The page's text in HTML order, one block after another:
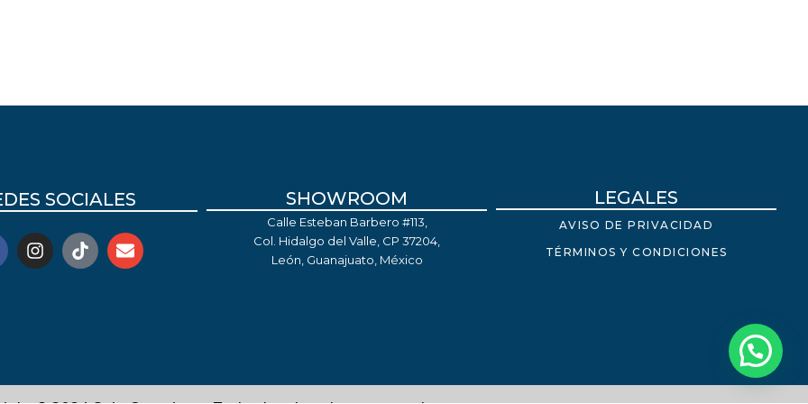
SOCIALES SHOWROOM
Calle Esteban Barbero #113,
Col. Hidalgo del Valle, CP 37204,
León, Guanajuato, México
LEGALES
AVISO DE PRIVACIDAD
TÉRMINOS Y CONDICIONES